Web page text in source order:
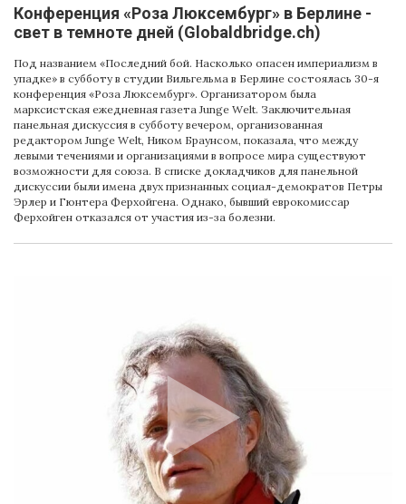
Конференция «Роза Люксембург» в Берлине -
свет в темноте дней (Globaldbridge.ch)
Под названием «Последний бой. Насколько опасен империализм в
упадке» в субботу в студии Вильгельма в Берлине состоялась 30-я
конференция «Роза Люксембург». Организатором была
марксистская ежедневная газета Junge Welt. Заключительная
панельная дискуссия в субботу вечером, организованная
редактором Junge Welt, Ником Браунсом, показала, что между
левыми течениями и организациями в вопросе мира существуют
возможности для союза. В списке докладчиков для панельной
дискуссии были имена двух признанных социал-демократов Петры
Эрлер и Гюнтера Ферхойгена. Однако, бывший еврокомиссар
Ферхойген отказался от участия из-за болезни.